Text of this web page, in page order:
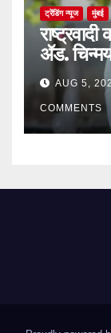
ट्रेंडिंग न्यूज मुंबई
राष्ट्रवादी
ॲड.
AUG 5,
COMMENTS